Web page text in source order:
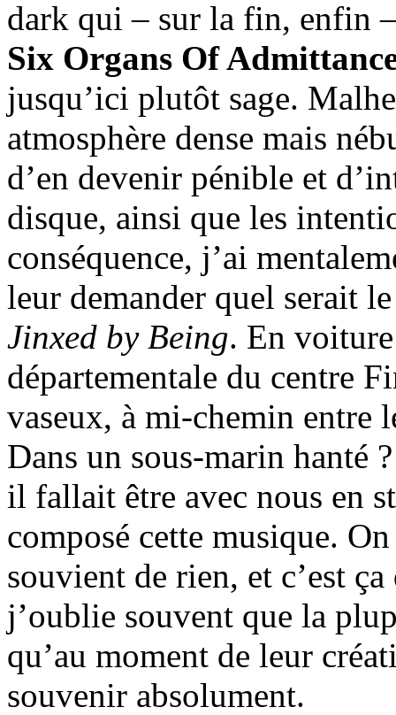
dark qui – sur la fin, enfin
Six Organs Of
jusqu’ici plutôt sage.
atmosphère dense mais
d’en devenir pénible et
disque, ainsi que les
conséquence, j’ai
leur demander quel serait
Jinxed by Being. En
départementale du centre
vaseux, à mi-chemin entre
Dans un sous-marin hanté
il fallait être avec nous en
composé cette musique.
souvient de rien, et c’est
j’oublie souvent que la
qu’au moment de leur
souvenir absolument.